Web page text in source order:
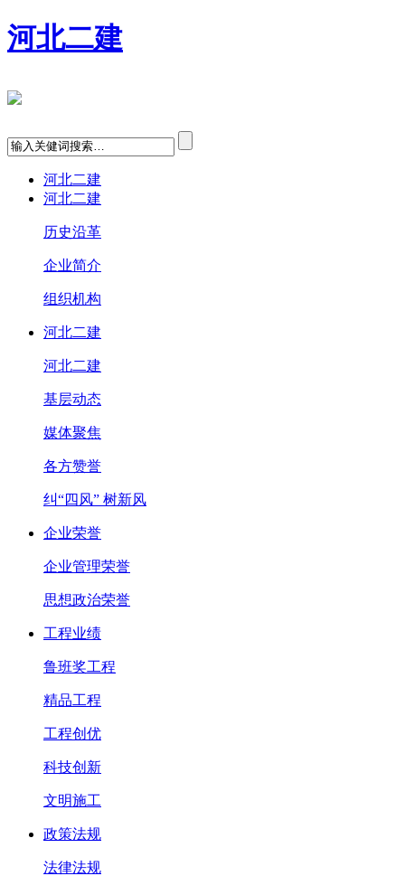
河北二建
河北二建
河北二建
历史沿革
企业简介
组织机构
河北二建
河北二建
基层动态
媒体聚焦
各方赞誉
纠“四风” 树新风
企业荣誉
企业管理荣誉
思想政治荣誉
工程业绩
鲁班奖工程
精品工程
工程创优
科技创新
文明施工
政策法规
法律法规